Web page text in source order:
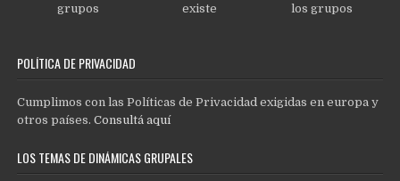
grupos
existe
los grupos
POLÍTICA DE PRIVACIDAD
Cumplimos con las Políticas de Privacidad exigidas en europa y
otros países.Consultá aquí
LOS TEMAS DE DINÁMICAS GRUPALES